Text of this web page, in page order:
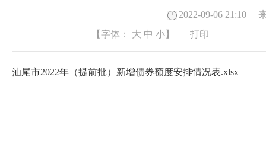
2022-09-06 21:10
【字体： 大 中 小】 打印
汕尾市2022年（提前批）新增债券额度安排情况表.xlsx